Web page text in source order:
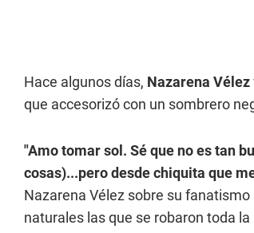
Hace algunos días, Nazarena Vélez
que accesorizó con un sombrero
"Amo tomar sol. Sé que no es tan
cosas)...pero desde chiquita que
Nazarena Vélez sobre su
naturales las que se robaron toda